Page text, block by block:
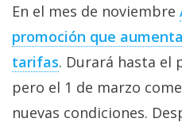
Contacto
/
Sobre
nosotros
/
Publicidad
En el mes de noviembre
promoción que
tarifas. Durará hasta el
pero el 1 de marzo
nuevas condiciones.